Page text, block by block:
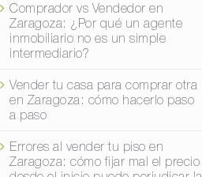
Comprador vs Vendedor en
Zaragoza: ¿Por qué un agente
inmobiliario no es un simple
intermediario?
Vender tu casa para comprar otra
en Zaragoza: cómo hacerlo paso
a paso
Errores al vender tu piso en
Zaragoza: cómo fijar mal el precio